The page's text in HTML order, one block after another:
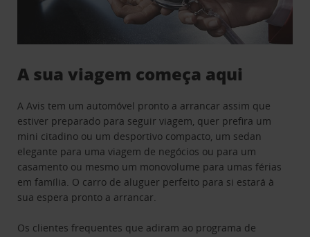
A sua viagem começa aqui
A Avis tem um automóvel pronto a arrancar assim que
estiver preparado para seguir viagem, quer prefira um
mini citadino ou um desportivo compacto, um sedan
elegante para uma viagem de negócios ou para um
casamento ou mesmo um monovolume para umas férias
em família. O carro de aluguer perfeito para si estará à
sua espera pronto a arrancar.
Os clientes frequentes que adiram ao programa de